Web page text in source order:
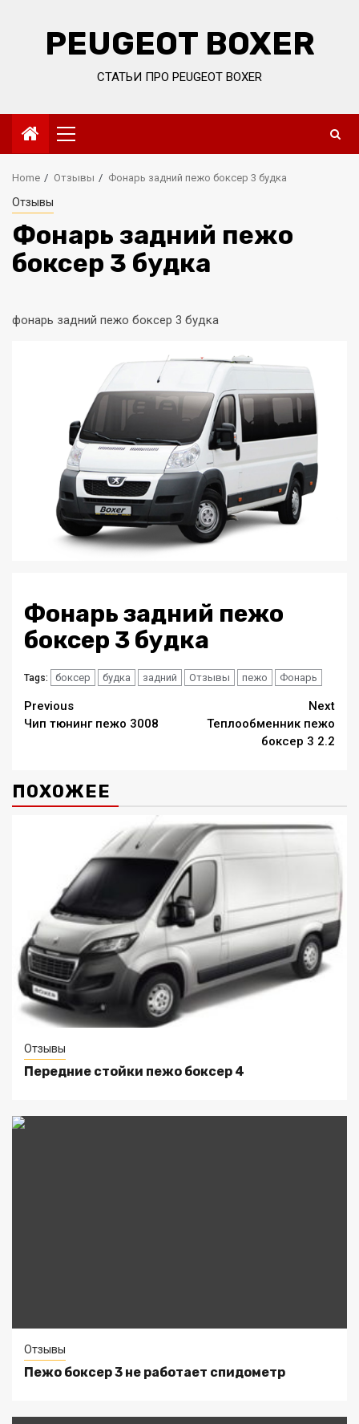
PEUGEOT BOXER
СТАТЬИ ПРО PEUGEOT BOXER
Primary
Menu
Home Отзывы Фонарь задний пежо боксер 3 будка
Отзывы
Фонарь задний пежо
боксер 3 будка
фонарь задний пежо боксер 3 будка
Фонарь задний пежо
боксер 3 будка
Tags: боксер будка задний Отзывы пежо Фонарь
Continue
Reading
Previous
Чип тюнинг пежо 3008
Next
Теплообменник пежо
боксер 3 2.2
ПОХОЖЕЕ
Отзывы
Передние стойки пежо боксер 4
Отзывы
Пежо боксер 3 не работает спидометр